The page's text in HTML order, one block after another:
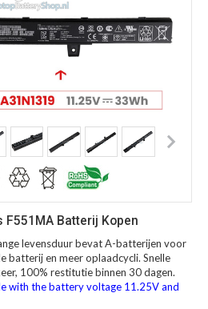
F551MA Batterij Kopen
levensduur bevat A-batterijen voor
batterij en meer oplaadcycli. Snelle
100% restitutie binnen 30 dagen.
with the battery voltage 11.25V and